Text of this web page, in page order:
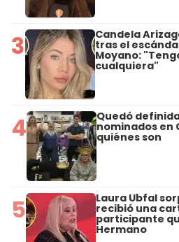
3 Candela
tras el
Moyano:
cualquiera"
4 Quedó
nominados en
quiénes son
5 Laura Ubfal
recibió una
participante
Hermano